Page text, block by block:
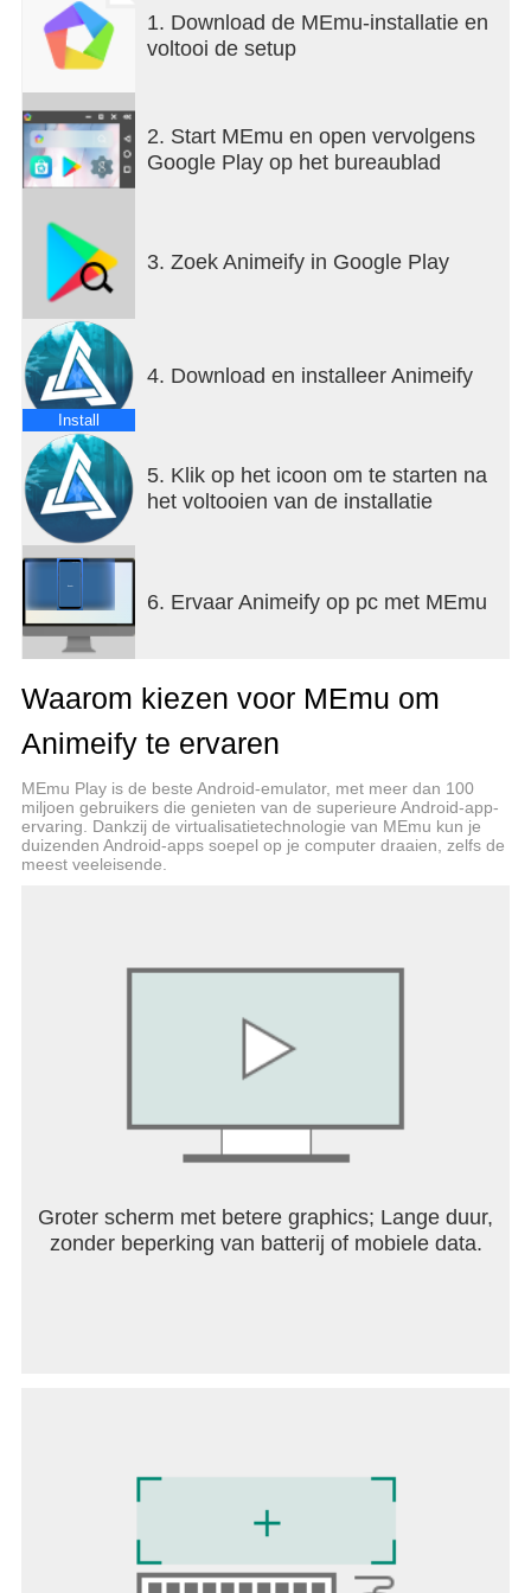
يومي لجميع الحلقات الجديدة والانميات المكتملة.- أمكانية
مشاركة الانميات والأخبار مع اصدقائك.- جدول مواعيد
نزول الحلقات الجديدة للأنميات المستمرة.والكثير من
1. Download de MEmu-installatie en
voltooi de setup
2. Start MEmu en open vervolgens
Google Play op het bureaublad
3. Zoek Animeify in Google Play
Install
4. Download en installeer Animeify
5. Klik op het icoon om te starten na
het voltooien van de installatie
6. Ervaar Animeify op pc met MEmu
Waarom kiezen voor MEmu om
Animeify te ervaren
MEmu Play is de beste Android-emulator, met meer dan 100
miljoen gebruikers die genieten van de superieure Android-app-
ervaring. Dankzij de virtualisatietechnologie van MEmu kun je
duizenden Android-apps soepel op je computer draaien, zelfs de
meest veeleisende.
Groter scherm met betere graphics; Lange duur,
zonder beperking van batterij of mobiele data.